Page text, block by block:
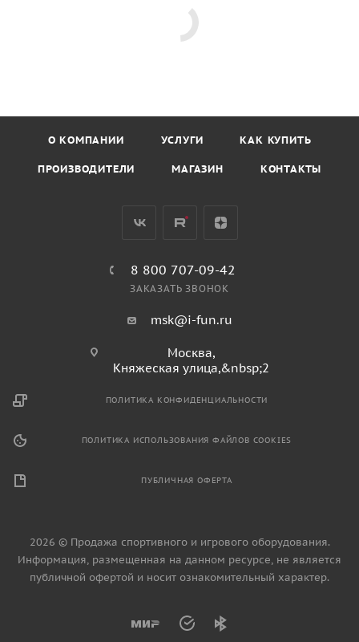
О КОМПАНИИ УСЛУГИ КАК КУПИТЬ
ПРОИЗВОДИТЕЛИ МАГАЗИН КОНТАКТЫ
8 800 707-09-42
ЗАКАЗАТЬ ЗВОНОК
msk@i-fun.ru
Москва,
Княжеская улица,&nbsp;2
ПОЛИТИКА КОНФИДЕНЦИАЛЬНОСТИ
ПОЛИТИКА ИСПОЛЬЗОВАНИЯ ФАЙЛОВ COOKIES
ПУБЛИЧНАЯ ОФЕРТА
2026 © Продажа спортивного и игрового оборудования.
Информация, размещенная на данном ресурсе, не является
публичной офертой и носит ознакомительный характер.